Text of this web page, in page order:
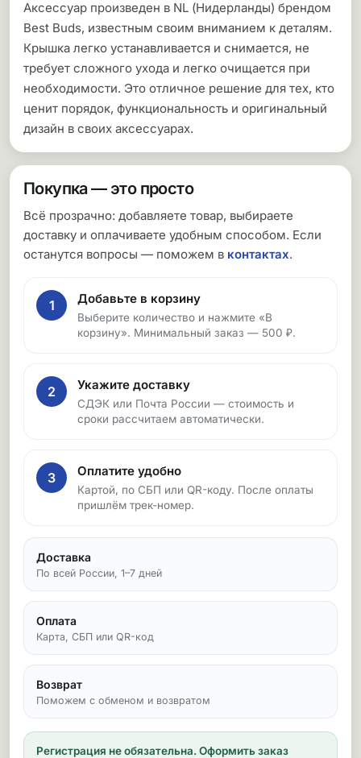
Аксессуар произведен в NL (Нидерланды) брендом
Best Buds, известным своим вниманием к деталям.
Крышка легко устанавливается и снимается, не
требует сложного ухода и легко очищается при
необходимости. Это отличное решение для тех, кто
ценит порядок, функциональность и оригинальный
дизайн в своих аксессуарах.
Покупка — это просто
Всё прозрачно: добавляете товар, выбираете
доставку и оплачиваете удобным способом. Если
останутся вопросы — поможем в контактах.
1 Добавьте в корзину
Выберите количество и нажмите «В
корзину». Минимальный заказ — 500 ₽.
2 Укажите доставку
СДЭК или Почта России — стоимость и
сроки рассчитаем автоматически.
3 Оплатите удобно
Картой, по СБП или QR-коду. После оплаты
пришлём трек-номер.
Доставка
По всей России, 1–7 дней
Оплата
Карта, СБП или QR-код
Возврат
Поможем с обменом и возвратом
Регистрация не обязательна. Оформить заказ